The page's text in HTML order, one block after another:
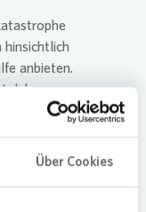
Über Cookies
hinsichtlich
anbieten.
daher
Köln,
für
und